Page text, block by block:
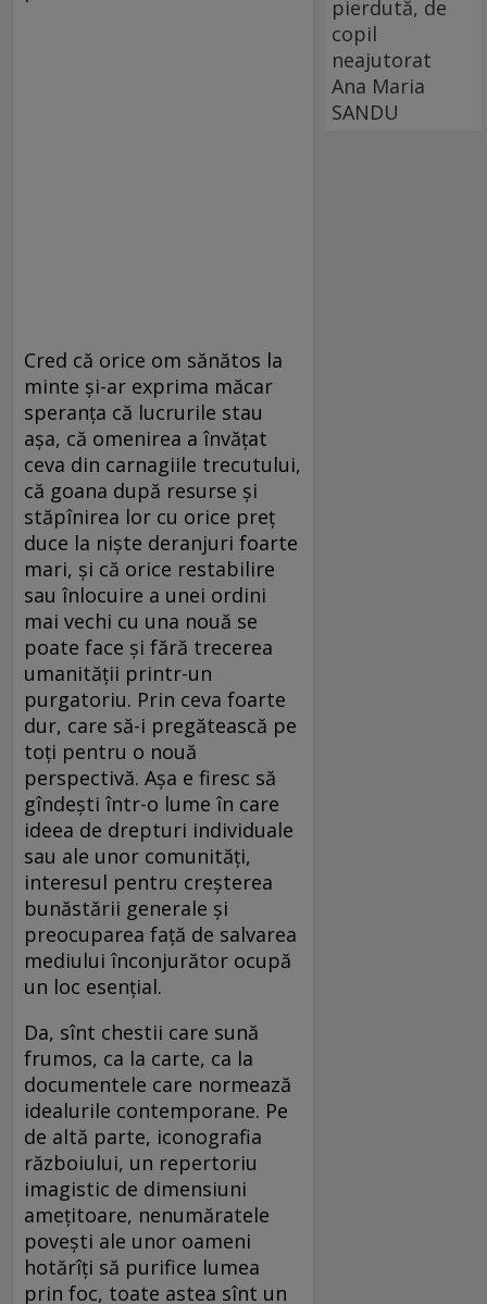
Cred că orice om sănătos la
minte şi-ar exprima măcar
speranţa că lucrurile stau
aşa, că omenirea a învăţat
ceva din carnagiile trecutului,
că goana după resurse şi
stăpînirea lor cu orice preţ
duce la nişte deranjuri foarte
mari, şi că orice restabilire
sau înlocuire a unei ordini
mai vechi cu una nouă se
poate face şi fără trecerea
umanităţii printr-un
purgatoriu. Prin ceva foarte
dur, care să-i pregătească pe
toţi pentru o nouă
perspectivă. Aşa e firesc să
gîndeşti într-o lume în care
ideea de drepturi individuale
sau ale unor comunităţi,
interesul pentru creşterea
bunăstării generale şi
preocuparea faţă de salvarea
mediului înconjurător ocupă
un loc esenţial.
Da, sînt chestii care sună
frumos, ca la carte, ca la
documentele care normează
idealurile contemporane. Pe
de altă parte, iconografia
războiului, un repertoriu
imagistic de dimensiuni
ameţitoare, nenumăratele
poveşti ale unor oameni
hotărîţi să purifice lumea
prin foc, toate astea sînt un
pierdută, de
copil
neajutorat
Ana Maria
SANDU